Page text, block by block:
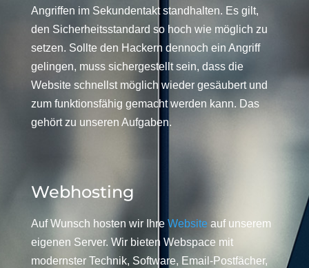
Angriffen im Sekundentakt standhalten. Es gilt,
den Sicherheitsstandard so hoch wie möglich zu
setzen. Sollte den Hackern dennoch ein Angriff
gelingen, muss sichergestellt sein, dass die
Website schnellst möglich wieder gesäubert und
zum funktionsfähig gemacht werden kann. Das
gehört zu unseren Aufgaben.
Webhosting
Auf Wunsch hosten wir Ihre Website auf unserem
eigenen Server. Wir bieten Webspace mit
modernster Technik, Software, Email-Postfächer,